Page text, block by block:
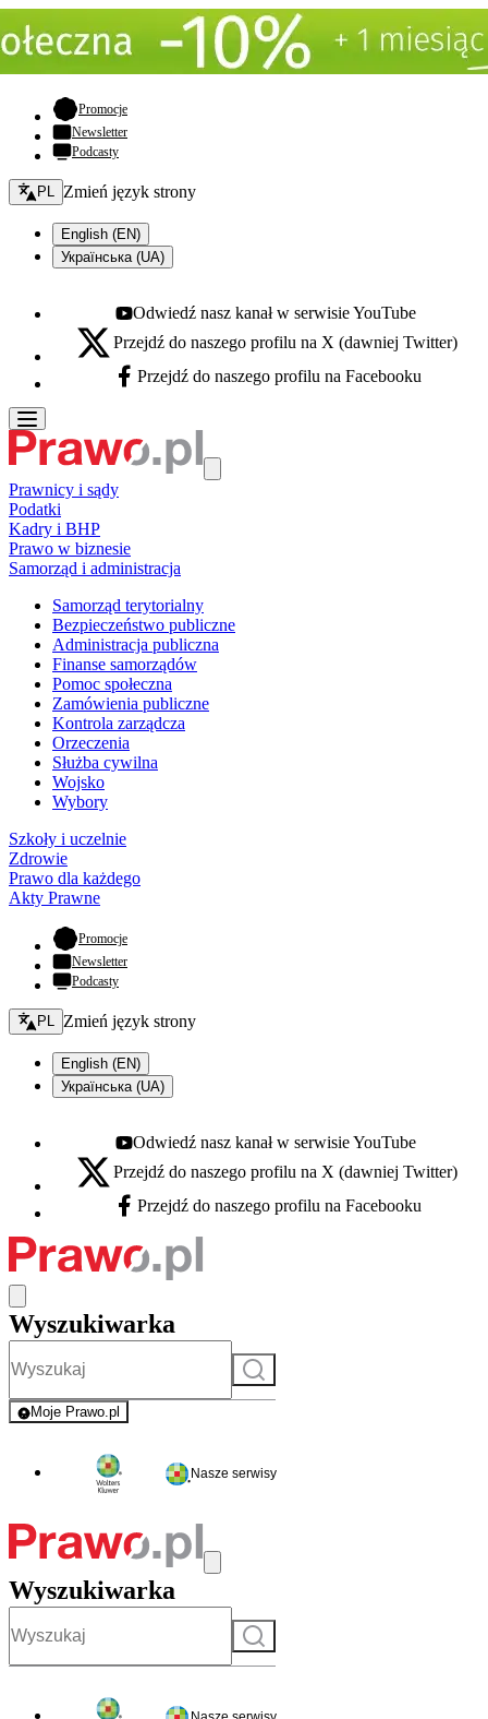
Promocje- otwiera się w nowej karcie
Newsletter
Podcasty
Zmień język - bieżący:
PL Zmień język strony
English (EN)
Українська (UA)
Youtube - otwiera się w nowej karcie
Odwiedź nasz kanał w serwisie YouTube
X - otwiera się w nowej karcie
Przejdź do naszego profilu na X (dawniej Twitter)
Facebook - otwiera się w nowej karcie
Przejdź do naszego profilu na Facebooku
Prawnicy i sądy
Podatki
Kadry i BHP
Prawo w biznesie
Samorząd i administracja
Samorząd terytorialny
Bezpieczeństwo publiczne
Administracja publiczna
Finanse samorządów
Pomoc społeczna
Zamówienia publiczne
Kontrola zarządcza
Orzeczenia
Służba cywilna
Wojsko
Wybory
Szkoły i uczelnie
Zdrowie
Prawo dla każdego
Akty Prawne
Promocje- otwiera się w nowej karcie
Newsletter
Podcasty
Zmień język - bieżący:
PL Zmień język strony
English (EN)
Українська (UA)
Youtube - otwiera się w nowej karcie
Odwiedź nasz kanał w serwisie YouTube
X - otwiera się w nowej karcie
Przejdź do naszego profilu na X (dawniej Twitter)
Facebook - otwiera się w nowej karcie
Przejdź do naszego profilu na Facebooku
Wyszukiwarka
Szukaj
Moje Prawo.pl
- rejestracja i logowanie do serwisu
Nasze serwisy
Wyszukiwarka
Szukaj